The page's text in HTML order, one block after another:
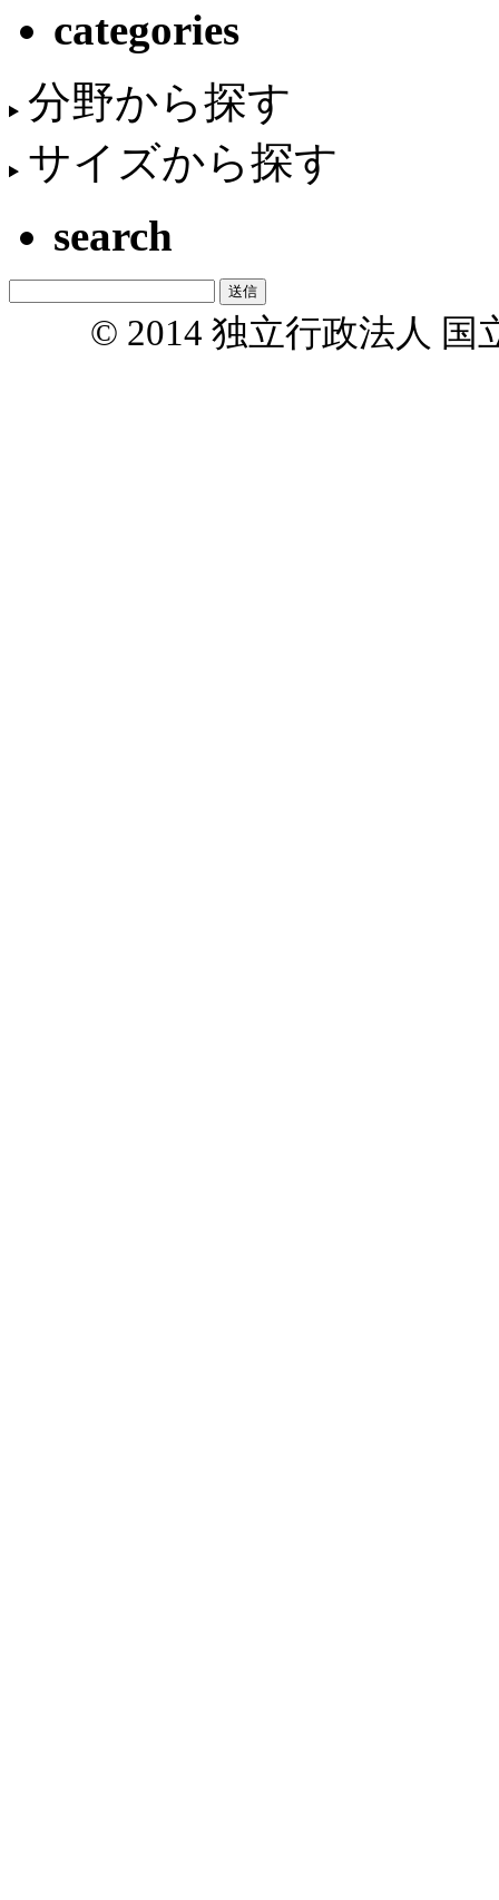
categories
分野から探す
サイズから探す
search
© 2014 独立行政法人 国